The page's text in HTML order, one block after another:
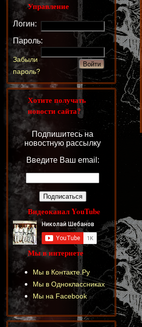
Управление
Логин:
Пароль:
Забыли
пароль?
Хотите получать
новости сайта?
Подпишитесь на
новостную рассылку
Введите Ваш email:
Видеоканал YouTube
Мы в интернете
Мы в Контакте.Ру
Мы в Одноклассниках
Мы на Facebook